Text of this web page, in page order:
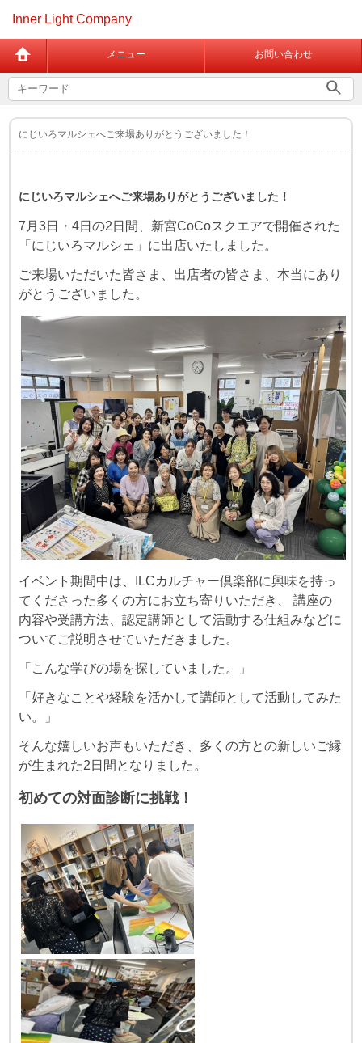
Inner Light Company
メニュー お問い合わせ
にじいろマルシェへご来場ありがとうございました！
にじいろマルシェへご来場ありがとうございました！
7月3日・4日の2日間、新宮CoCoスクエアで開催された
「にじいろマルシェ」に出店いたしました。
ご来場いただいた皆さま、出店者の皆さま、本当にあり
がとうございました。
イベント期間中は、ILCカルチャー倶楽部に興味を持っ
てくださった多くの方にお立ち寄りいただき、 講座の
内容や受講方法、認定講師として活動する仕組みなどに
ついてご説明させていただきました。
「こんな学びの場を探していました。」
「好きなことや経験を活かして講師として活動してみた
い。」
そんな嬉しいお声もいただき、多くの方との新しいご縁
が生まれた2日間となりました。
初めての対面診断に挑戦！